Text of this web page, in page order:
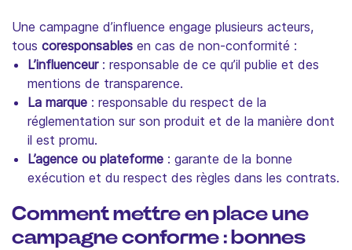
Une campagne d’influence engage plusieurs acteurs,
tous coresponsables en cas de non-conformité :
L’influenceur: responsable de ce qu’il publie et des
mentions de transparence.
La marque : responsable du respect de la
réglementation sur son produit et de la manière dont
il est promu.
L’agence ou plateforme : garante de la bonne
exécution et du respect des règles dans les contrats.
Comment mettre en place une
campagne conforme : bonnes